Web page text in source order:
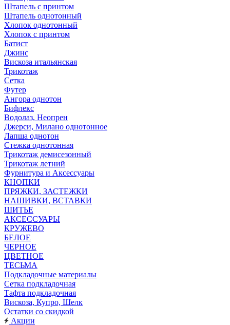
Штапель с принтом
Штапель однотонный
Хлопок однотонный
Хлопок с принтом
Батист
Джинс
Вискоза итальянская
Трикотаж
Сетка
Футер
Ангора однотон
Бифлекс
Водолаз, Неопрен
Джерси, Милано однотонное
Лапша однотон
Стежка однотонная
Трикотаж демисезонный
Трикотаж летний
Фурнитура и Аксессуары
КНОПКИ
ПРЯЖКИ, ЗАСТЕЖКИ
НАШИВКИ, ВСТАВКИ
ШИТЬЕ
АКСЕССУАРЫ
КРУЖЕВО
БЕЛОЕ
ЧЕРНОЕ
ЦВЕТНОЕ
ТЕСЬМА
Подкладочные материалы
Сетка подкладочная
Тафта подкладочная
Вискоза, Купро, Шелк
Остатки со скидкой
Акции